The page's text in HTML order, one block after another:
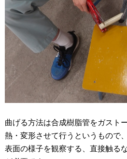
曲げる方法は合成樹脂管をガスト
熱・変形させて行うというもので
表面の様子を観察する、直接触る